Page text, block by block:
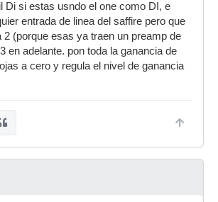
Di si estas usndo el one como DI, e
entrada de linea del saffire pero que
2 (porque esas ya traen un preamp de
en adelante. pon toda la ganancia de
a cero y regula el nivel de ganancia